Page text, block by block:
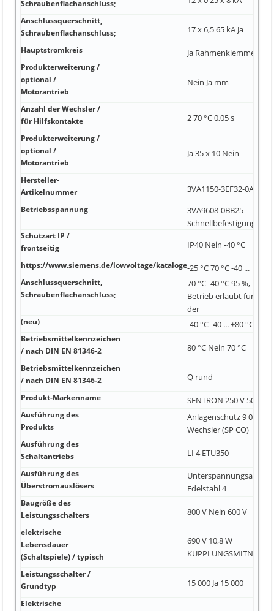
Schraubenflachanschluss;
Anschlussquerschnitt,
Schraubenflachanschluss;
17 x 6,5 65 kA Ja
Hauptstromkreis Ja Rahmenklemme Ja
Produkterweiterung /
optional /
Motorantrieb
Nein Ja mm
Anzahl der Wechsler /
für Hilfskontakte
2 70 °C 0,05 s
Produkterweiterung /
optional /
Motorantrieb
Ja 35 x 10 Nein
Hersteller-
Artikelnummer
3VA1150-3EF32-0AA0
Betriebsspannung
3VA9608-0BB25
Schutzart IP /
frontseitig
IP40 Nein -40 °C
https://www.siemens.de/lowvoltage/kataloge-25 °C 70 °C -40 ... +80 °C
Anschlussquerschnitt,
Schraubenflachanschluss;
70 °C -40 °C 95 %,
Betrieb erlaubt für alle
der
(neu) -40 °C -40 ... +80 °C Ja
Betriebsmittelkennzeichen
/ nach DIN EN 81346-2
80 °C Nein 70 °C
Betriebsmittelkennzeichen
/ nach DIN EN 81346-2
Q rund
Produkt-Markenname SENTRON 250 V 50
Ausführung des
Produkts
Anlagenschutz 9 000
Wechsler (SP CO)
Ausführung des
Schaltantriebs
LI 4 ETU350
Ausführung des
Überstromauslösers
Edelstahl 4
Baugröße des
Leistungsschalters
800 V Nein 600 V
elektrische
Lebensdauer
(Schaltspiele) / typisch
690 V 10,8 W
Leistungsschalter /
Grundtyp
15 000 Ja 15 000
Elektrische